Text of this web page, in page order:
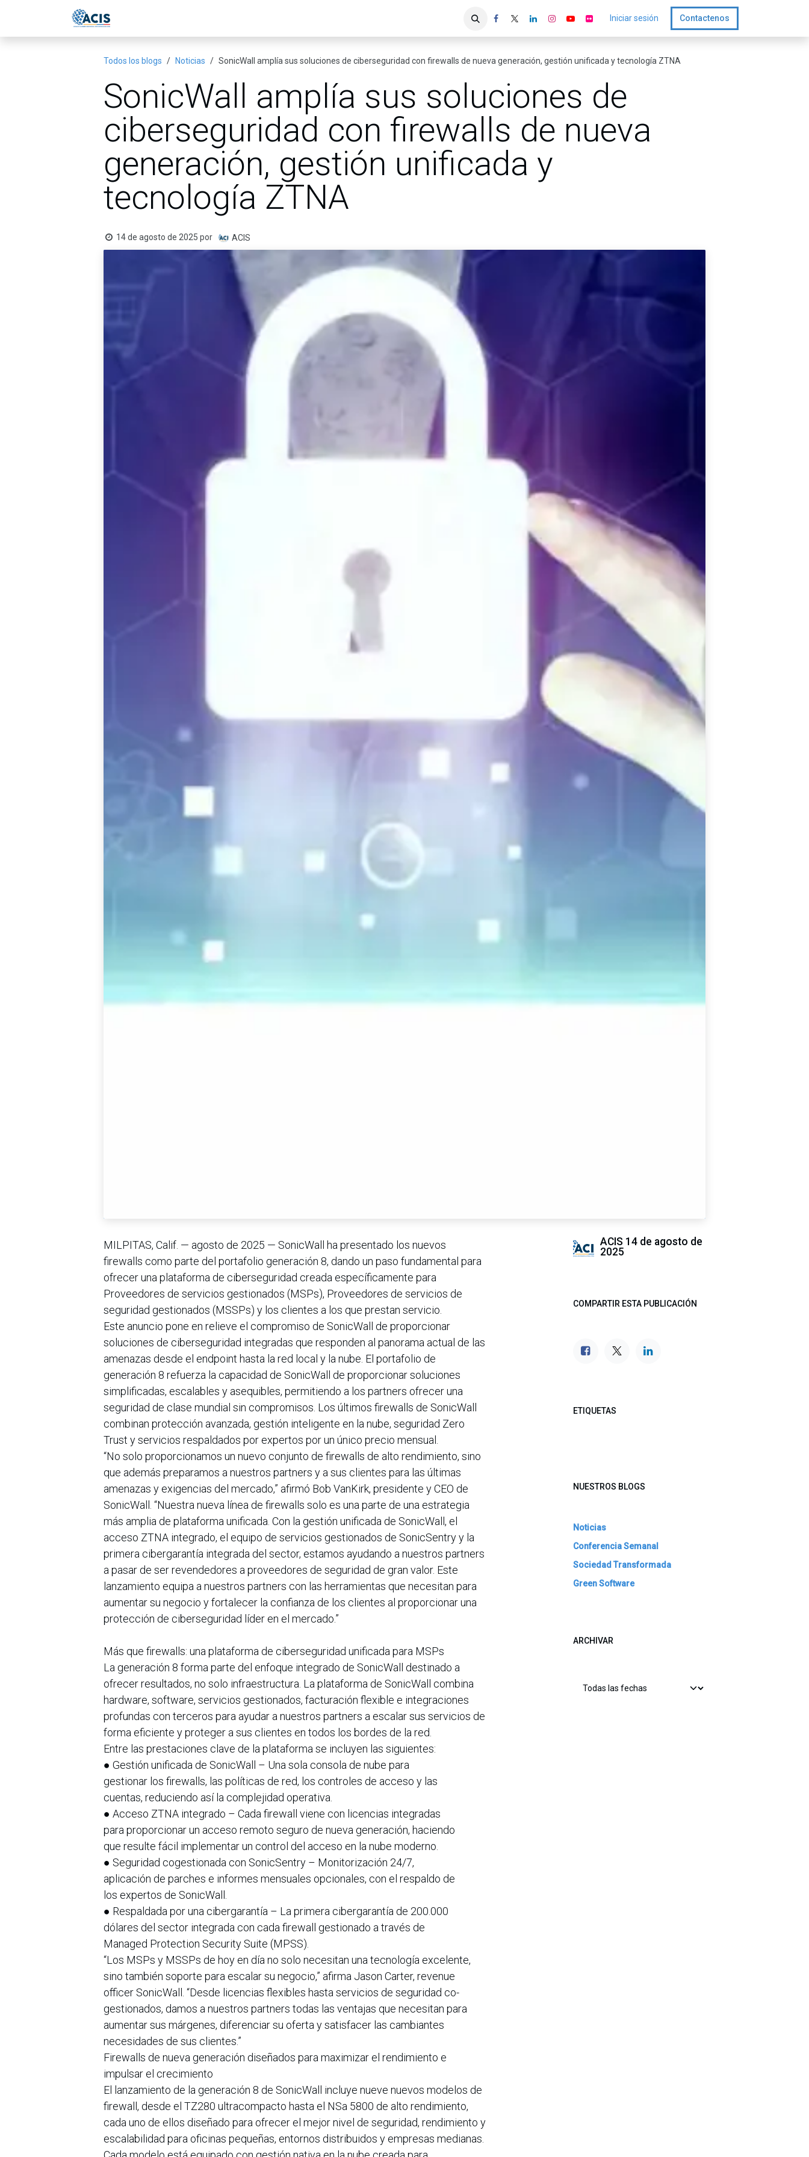
Iniciar sesión Contactenos
Todos los blogs Noticias SonicWall amplía sus soluciones de ciberseguridad con firewalls de nueva generación, gestión unificada y tecnología ZTNA
SonicWall amplía sus soluciones de
ciberseguridad con firewalls de nueva
generación, gestión unificada y
tecnología ZTNA
14 de agosto de 2025 por ACIS
MILPITAS, Calif. — agosto de 2025 — SonicWall ha presentado los nuevos
firewalls como parte del portafolio generación 8, dando un paso fundamental para
ofrecer una plataforma de ciberseguridad creada específicamente para
Proveedores de servicios gestionados (MSPs), Proveedores de servicios de
seguridad gestionados (MSSPs) y los clientes a los que prestan servicio.
Este anuncio pone en relieve el compromiso de SonicWall de proporcionar
soluciones de ciberseguridad integradas que responden al panorama actual de las
amenazas desde el endpoint hasta la red local y la nube. El portafolio de
generación 8 refuerza la capacidad de SonicWall de proporcionar soluciones
simplificadas, escalables y asequibles, permitiendo a los partners ofrecer una
seguridad de clase mundial sin compromisos. Los últimos firewalls de SonicWall
combinan protección avanzada, gestión inteligente en la nube, seguridad Zero
Trust y servicios respaldados por expertos por un único precio mensual.
“No solo proporcionamos un nuevo conjunto de firewalls de alto rendimiento, sino
que además preparamos a nuestros partners y a sus clientes para las últimas
amenazas y exigencias del mercado,” afirmó Bob VanKirk, presidente y CEO de
SonicWall. “Nuestra nueva línea de firewalls solo es una parte de una estrategia
más amplia de plataforma unificada. Con la gestión unificada de SonicWall, el
acceso ZTNA integrado, el equipo de servicios gestionados de SonicSentry y la
primera cibergarantía integrada del sector, estamos ayudando a nuestros partners
a pasar de ser revendedores a proveedores de seguridad de gran valor. Este
lanzamiento equipa a nuestros partners con las herramientas que necesitan para
aumentar su negocio y fortalecer la confianza de los clientes al proporcionar una
protección de ciberseguridad líder en el mercado.”
Más que firewalls: una plataforma de ciberseguridad unificada para MSPs
La generación 8 forma parte del enfoque integrado de SonicWall destinado a
ofrecer resultados, no solo infraestructura. La plataforma de SonicWall combina
hardware, software, servicios gestionados, facturación flexible e integraciones
profundas con terceros para ayudar a nuestros partners a escalar sus servicios de
forma eficiente y proteger a sus clientes en todos los bordes de la red.
Entre las prestaciones clave de la plataforma se incluyen las siguientes:
● Gestión unificada de SonicWall – Una sola consola de nube para
gestionar los firewalls, las políticas de red, los controles de acceso y las
cuentas, reduciendo así la complejidad operativa.
● Acceso ZTNA integrado – Cada firewall viene con licencias integradas
para proporcionar un acceso remoto seguro de nueva generación, haciendo
que resulte fácil implementar un control del acceso en la nube moderno.
● Seguridad cogestionada con SonicSentry – Monitorización 24/7,
aplicación de parches e informes mensuales opcionales, con el respaldo de
los expertos de SonicWall.
● Respaldada por una cibergarantía – La primera cibergarantía de 200.000
dólares del sector integrada con cada firewall gestionado a través de
Managed Protection Security Suite (MPSS).
“Los MSPs y MSSPs de hoy en día no solo necesitan una tecnología excelente,
sino también soporte para escalar su negocio,” afirma Jason Carter, revenue
officer SonicWall. “Desde licencias flexibles hasta servicios de seguridad co-
gestionados, damos a nuestros partners todas las ventajas que necesitan para
aumentar sus márgenes, diferenciar su oferta y satisfacer las cambiantes
necesidades de sus clientes.”
Firewalls de nueva generación diseñados para maximizar el rendimiento e
impulsar el crecimiento
El lanzamiento de la generación 8 de SonicWall incluye nueve nuevos modelos de
firewall, desde el TZ280 ultracompacto hasta el NSa 5800 de alto rendimiento,
cada uno de ellos diseñado para ofrecer el mejor nivel de seguridad, rendimiento y
escalabilidad para oficinas pequeñas, entornos distribuidos y empresas medianas.
ACIS 14 de agosto de
2025
COMPARTIR ESTA PUBLICACIÓN
ETIQUETAS
NUESTROS BLOGS
Noticias
Conferencia Semanal
Sociedad Transformada
Green Software
ARCHIVAR